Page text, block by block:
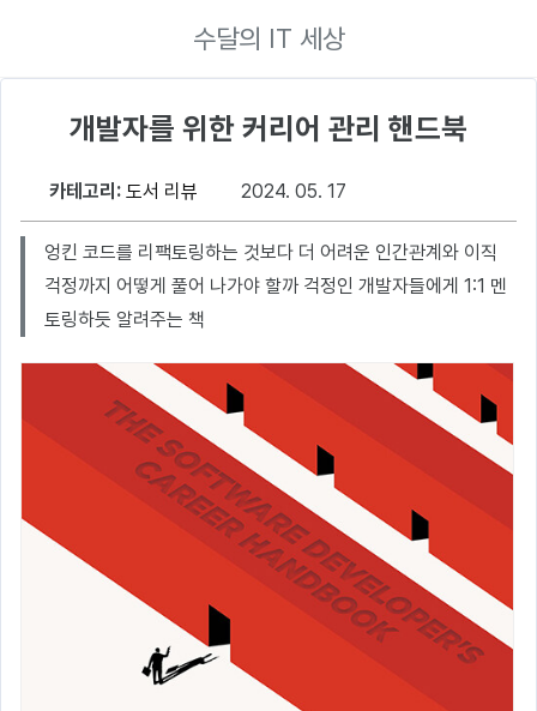
수달의 IT 세상
개발자를 위한 커리어 관리 핸드북
카테고리: 도서 리뷰 2024. 05. 17
엉킨 코드를 리팩토링하는 것보다 더 어려운 인간관계와 이직
걱정까지 어떻게 풀어 나가야 할까 걱정인 개발자들에게 1:1 멘
토링하듯 알려주는 책